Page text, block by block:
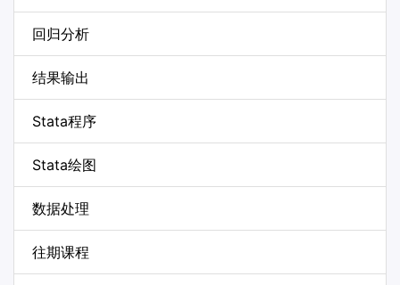
回归分析
结果输出
Stata程序
Stata绘图
数据处理
往期课程